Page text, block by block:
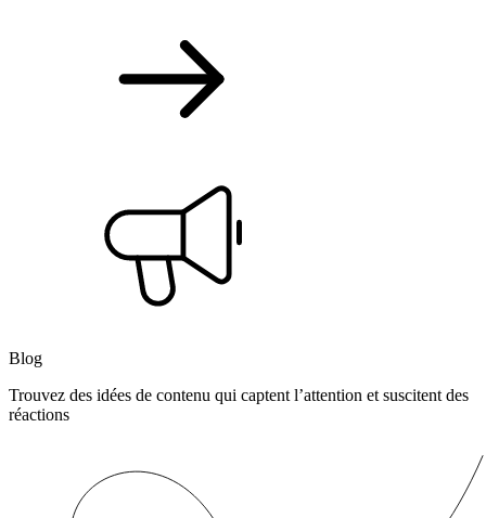
Blog
Trouvez des idées de contenu qui captent l’attention et suscitent des
réactions